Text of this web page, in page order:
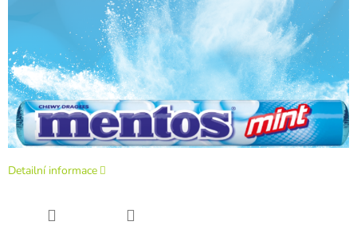
Detailní informace